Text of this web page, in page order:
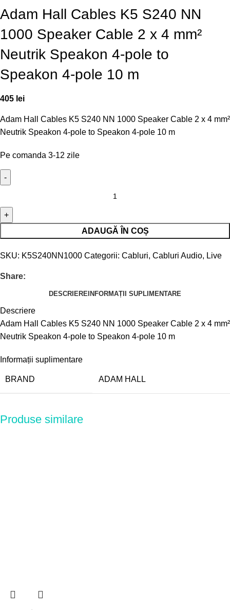
Adam Hall Cables K5 S240 NN
1000 Speaker Cable 2 x 4 mm²
Neutrik Speakon 4-pole to
Speakon 4-pole 10 m
405 lei
Adam Hall Cables K5 S240 NN 1000 Speaker Cable 2 x 4 mm²
Neutrik Speakon 4-pole to Speakon 4-pole 10 m
Pe comanda 3-12 zile
ADAUGĂ ÎN COȘ
SKU: K5S240NN1000 Categorii: Cabluri, Cabluri Audio, Live
Share:
DESCRIEREINFORMAȚII SUPLIMENTARE
Descriere
Adam Hall Cables K5 S240 NN 1000 Speaker Cable 2 x 4 mm²
Neutrik Speakon 4-pole to Speakon 4-pole 10 m
Informații suplimentare
BRAND ADAM HALL
Produse similare